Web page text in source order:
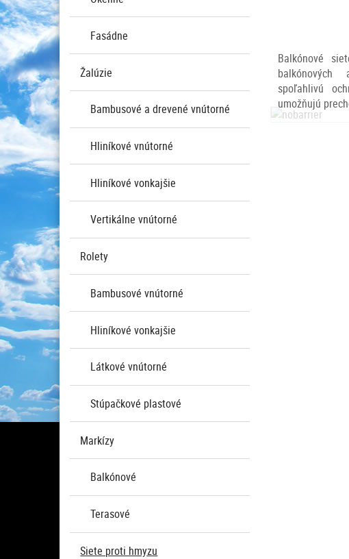
Balkónové
balkónových
spoľahlivú
umožňujú
Fasádne
Žalúzie
Bambusové a drevené vnútorné
Hliníkové vnútorné
Hliníkové vonkajšie
Vertikálne vnútorné
Rolety
Bambusové vnútorné
Hliníkové vonkajšie
Látkové vnútorné
Stúpačkové plastové
Markízy
Balkónové
Terasové
Siete proti hmyzu